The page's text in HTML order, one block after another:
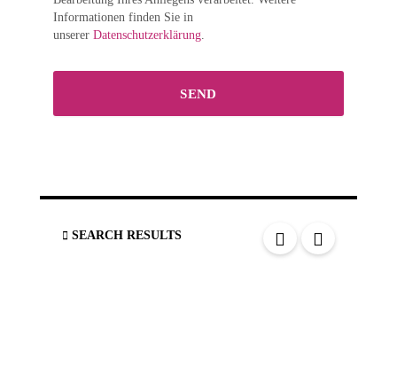
Informationen finden Sie in
unserer Datenschutzerklärung.
SEND
SEARCH RESULTS